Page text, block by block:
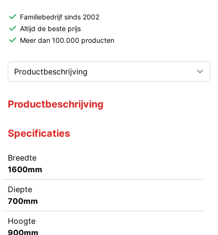
Familiebedrijf sinds 2002
Altijd de beste prijs
Meer dan 100.000 producten
Productbeschrijving
Specificaties
Breedte
1600mm
Diepte
700mm
Hoogte
900mm